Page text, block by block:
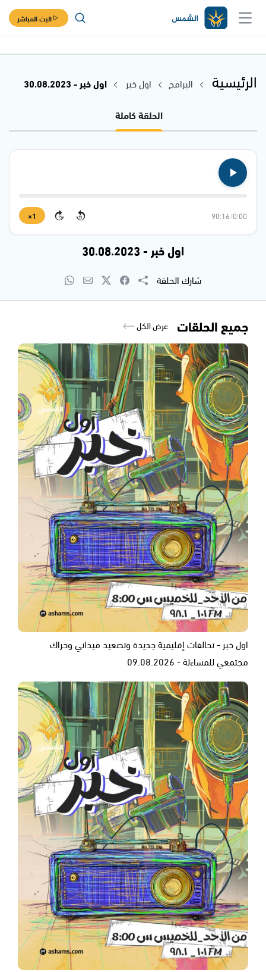
البث المباشر
الرئيسية البرامج اول خبر
اول خبر - 30.08.2023
الحلقة كاملة
0:00
/
90:16
15
15
1×
اول خبر - 30.08.2023
شارك الحلقة
جميع الحلقات عرض الكل
اول خبر - تحالفات إقليمية جديدة وتصعيد ميداني وحراك
مجتمعي للمساءلة - 09.08.2026